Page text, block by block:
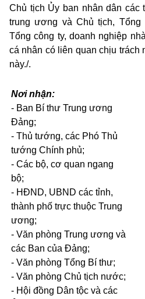
Chủ tịch Ủy ban nhân dân các
trung ương và Chủ tịch, Tổng
Tổng công ty, doanh nghiệp
cá nhân có liên quan chịu trách
này./.
Nơi nhận:
- Ban Bí thư Trung ương
Đảng;
- Thủ tướng, các Phó Thủ
tướng Chính phủ;
- Các bộ, cơ quan ngang
bộ;
- HĐND, UBND các tỉnh,
thành phố trực thuộc Trung
ương;
- Văn phòng Trung ương và
các Ban của Đảng;
- Văn phòng Tổng Bí thư;
- Văn phòng Chủ tịch nước;
- Hội đồng Dân tộc và các